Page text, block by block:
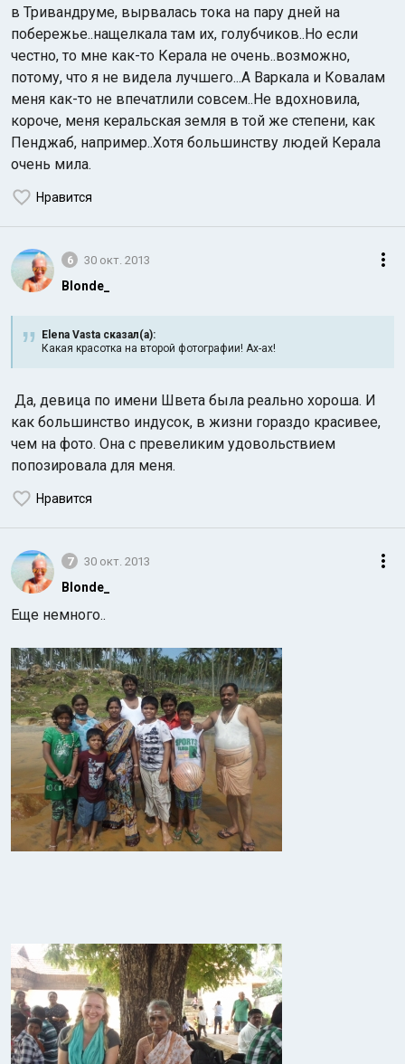
в Тривандруме, вырвалась тока на пару дней на
побережье..нащелкала там их, голубчиков..Но если
честно, то мне как-то Керала не очень..возможно,
потому, что я не видела лучшего...А Варкала и Ковалам
меня как-то не впечатлили совсем..Не вдохновила,
короче, меня керальская земля в той же степени, как
Пенджаб, например..Хотя большинству людей Керала
очень мила.
Нравится
6 30 окт. 2013
Blonde_
Elena Vasta сказал(а):
Какая красотка на второй фотографии! Ах-ах!
Да, девица по имени Швета была реально хороша. И
как большинство индусок, в жизни гораздо красивее,
чем на фото. Она с превеликим удовольствием
попозировала для меня.
Нравится
7 30 окт. 2013
Blonde_
Еще немного..